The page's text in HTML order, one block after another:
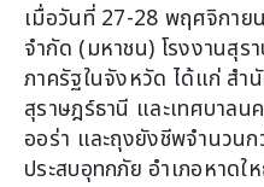
เมื่อวันที่ 27-28 พฤศจิกา
จำกัด (มหาชน) โรงงานสุ
ภาครัฐในจังหวัด ได้แก่ ส
สุราษฎร์ธานี และเทศบาล
ออร่า และถุงยังชีพจำนวน
ประสบอุทกภัย อำเภอหาด